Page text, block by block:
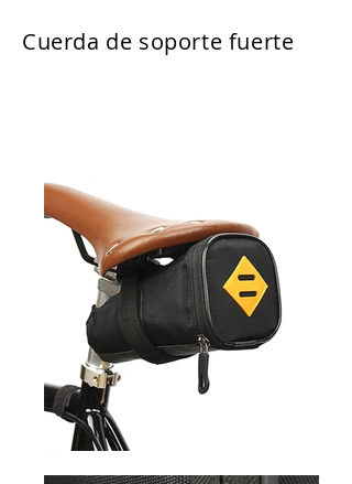
Cuerda de soporte fuerte